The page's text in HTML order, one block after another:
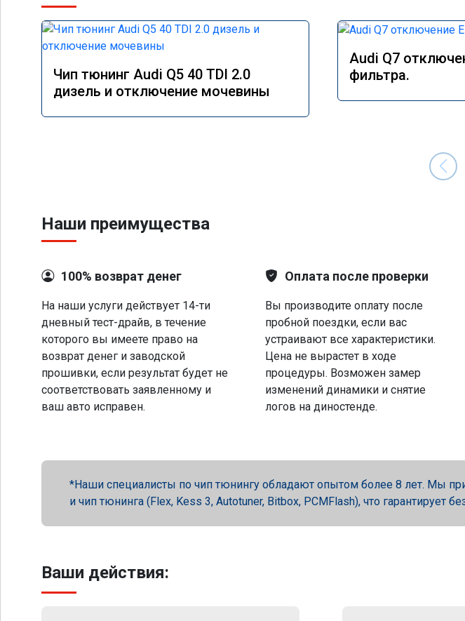
Чип тюнинг Audi Q5 40 TDI 2.0
дизель и отключение мочевины
Audi Q7
фильтра.
Наши преимущества
100% возврат денег
На наши услуги действует 14-ти
дневный тест-драйв, в течение
которого вы имеете право на
возврат денег и заводской
прошивки, если результат будет не
соответствовать заявленному и
ваш авто исправен.
Оплата после проверки
Вы производите оплату после
пробной поездки, если вас
устраивают все характеристики.
Цена не вырастет в ходе
процедуры. Возможен замер
изменений динамики и снятие
логов на диностенде.
Наши специалисты по чип тюнингу обладают опытом более 8 лет. Мы
и чип тюнинга (Flex, Kess 3, Autotuner, Bitbox, PCMFlash), что гарантирует
Ваши действия: